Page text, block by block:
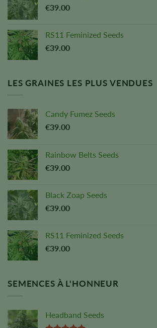
€39.00
RS11 Feminized Seeds
€39.00
LES GRAINES LES PLUS VENDUES
Candy Fumez Seeds
€39.00
Rainbow Belts Seeds
€39.00
Black Zoap Seeds
€39.00
RS11 Feminized Seeds
€39.00
SEMENCES À L'HONNEUR
Headband Seeds